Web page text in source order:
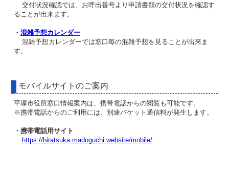
交付状況確認では、お呼出番号より申請書類の交付状況を確認す
ることが出来ます。
・ 混雑予想カレンダー
混雑予想カレンダーでは窓口毎の混雑予想を見ることが出来ま
す。
モバイルサイトのご案内
平塚市役所窓口情報案内は、携帯電話からの閲覧も可能です。
※携帯電話からのご利用には、別途パケット通信料が発生します。
・携帯電話用サイト
https://hiratsuka.madoguchi.website/mobile/